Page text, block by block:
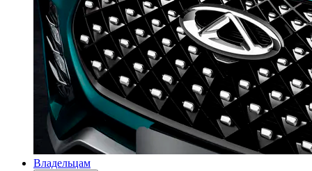
Владельцам